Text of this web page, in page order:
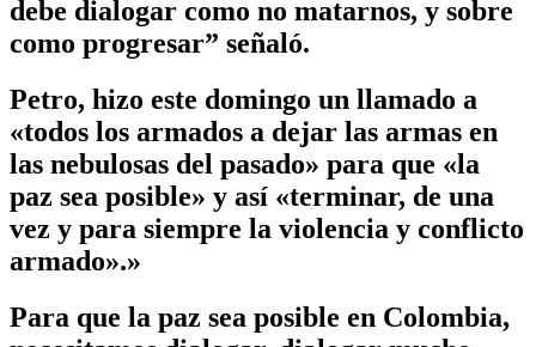
debe dialogar como no matarnos, y sobre
como progresar” señaló.
Petro, hizo este domingo un llamado a
«todos los armados a dejar las armas en
las nebulosas del pasado» para que «la
paz sea posible» y así «terminar, de una
vez y para siempre la violencia y conflicto
armado».»
Para que la paz sea posible en Colombia,